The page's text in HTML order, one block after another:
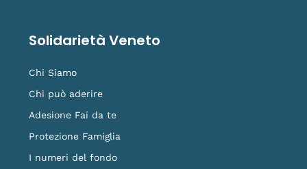
Solidarietà Veneto
Chi Siamo
Chi può aderire
Adesione Fai da te
Protezione Famiglia
I numeri del fondo